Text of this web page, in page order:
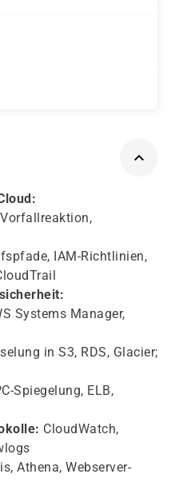
IAM-Richtlinien,
Systems Manager,
in S3, RDS, Glacier;
Spiegelung, ELB,
CloudWatch,
Athena, Webserver-